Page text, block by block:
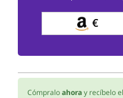
€
Cómpraloahoray recíbelo el